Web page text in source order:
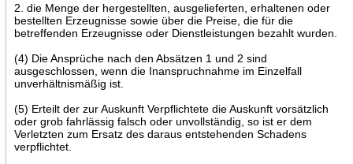
2. die Menge der hergestellten, ausgelieferten, erhaltenen oder
bestellten Erzeugnisse sowie über die Preise, die für die
betreffenden Erzeugnisse oder Dienstleistungen bezahlt wurden.
(4) Die Ansprüche nach den Absätzen 1 und 2 sind
ausgeschlossen, wenn die Inanspruchnahme im Einzelfall
unverhältnismäßig ist.
(5) Erteilt der zur Auskunft Verpflichtete die Auskunft vorsätzlich
oder grob fahrlässig falsch oder unvollständig, so ist er dem
Verletzten zum Ersatz des daraus entstehenden Schadens
verpflichtet.